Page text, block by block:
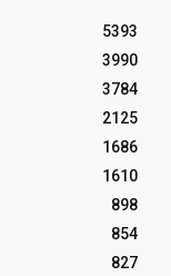
5393
3990
3784
2125
1686
1610
898
854
827